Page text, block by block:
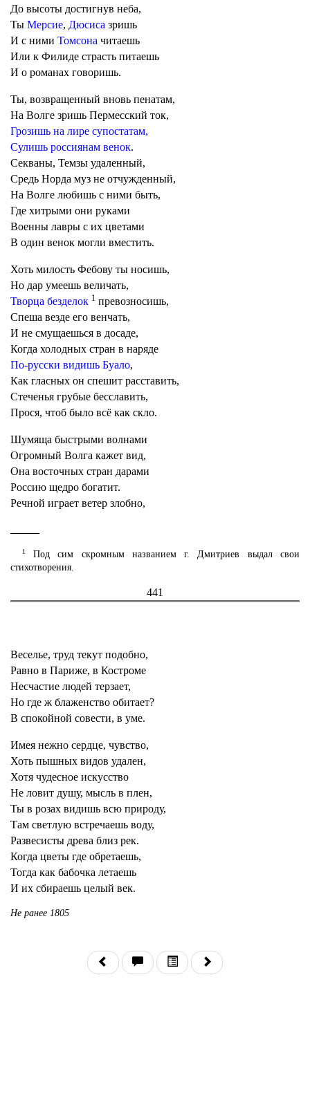
До высоты достигнув неба,
Ты Мерсие, Дюсиса зришь
И с ними Томсона читаешь
Или к Филиде страсть питаешь
И о романах говоришь.
Ты, возвращенный вновь пенатам,
На Волге зришь Пермесский ток,
Грозишь на лире супостатам,
Сулишь россиянам венок.
Секваны, Темзы удаленный,
Средь Норда муз не отчужденный,
На Волге любишь с ними быть,
Где хитрыми они руками
Военны лавры с их цветами
В один венок могли вместить.
Хоть милость Фебову ты носишь,
Но дар умеешь величать,
Творца безделок 1 превозносишь,
Спеша везде его венчать,
И не смущаешься в досаде,
Когда холодных стран в наряде
По-русски видишь Буало,
Как гласных он спешит расставить,
Стеченья грубые бесславить,
Прося, чтоб было всё как скло.
Шумяща быстрыми волнами
Огромный Волга кажет вид,
Она восточных стран дарами
Россию щедро богатит.
Речной играет ветер злобно,
1Под сим скромным названием г. Дмитриев выдал свои
стихотворения.
441
Веселье, труд текут подобно,
Равно в Париже, в Костроме
Несчастие людей терзает,
Но где ж блаженство обитает?
В спокойной совести, в уме.
Имея нежно сердце, чувство,
Хоть пышных видов удален,
Хотя чудесное искусство
Не ловит душу, мысль в плен,
Ты в розах видишь всю природу,
Там светлую встречаешь воду,
Развесисты древа близ рек.
Когда цветы где обретаешь,
Тогда как бабочка летаешь
И их сбираешь целый век.
Не ранее 1805